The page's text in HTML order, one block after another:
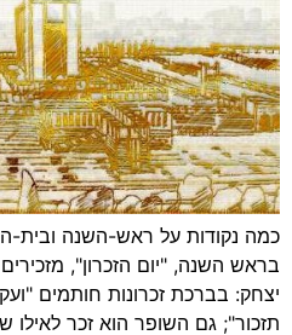
כמה נקודות על ראש-השנה ובית-
בראש השנה, "יום הזכרון",
יצחק: בברכת זכרונות חותמים
תזכור"; גם השופר הוא זכר